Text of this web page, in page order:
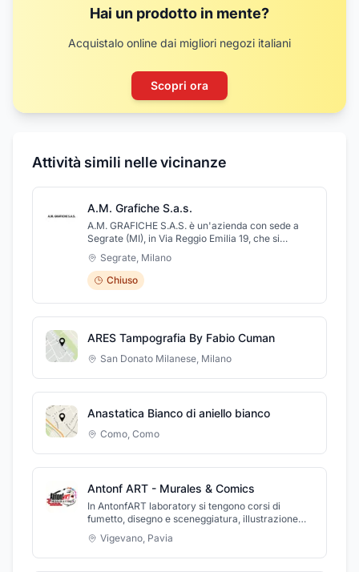
Hai un prodotto in mente?
Acquistalo online dai migliori negozi italiani
Scopri ora
Attività simili nelle vicinanze
A.M. Grafiche S.a.s.
A.M. GRAFICHE S.A.S. è un'azienda con sede a
Segrate (MI), in Via Reggio Emilia 19, che si
occupa di assistenza tecnica per le macchine da
stampa. A.M. GRAFICHE S.A.S. offre
manutenzione e riparazione per macchine
litografiche e serigrafiche. Una corretta
manutenzione assicura un'elevata produttività ed
una sicurezza di impiego. Per questo noi di A.M.
interventi rapidi e professionali, fornendo una
continua assistenza per eventuali regolazioni e/o
sostituzione di parti di ricambio usurate o
danneggiate.
Segrate, Milano
Chiuso
ARES Tampografia By Fabio Cuman
San Donato Milanese, Milano
Anastatica Bianco di aniello bianco
Como, Como
Antonf ART - Murales & Comics
In AntonfART laboratory si tengono corsi di
fumetto, disegno e sceneggiatura, illustrazione
manuale e digitale, pittura in tutte le tecniche e
murales, per ragazzi e adulti, base e master
professionali e laboratori creativi per bambini.
Vigevano, Pavia